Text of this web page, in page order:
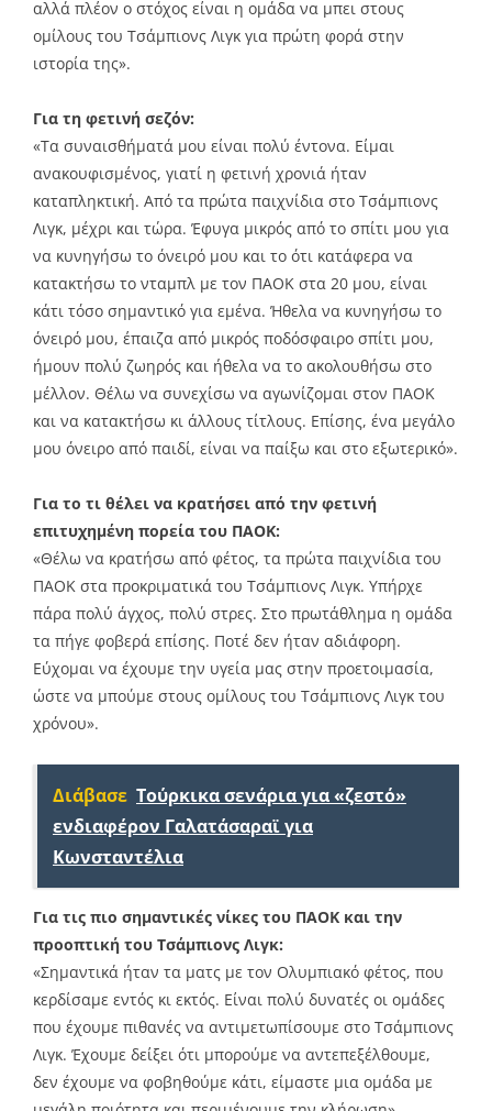
αλλά πλέον ο στόχος είναι η ομάδα να μπει στους
ομίλους του Τσάμπιονς Λιγκ για πρώτη φορά στην
ιστορία της».
Για τη φετινή σεζόν:
«Τα συναισθήματά μου είναι πολύ έντονα. Είμαι
ανακουφισμένος, γιατί η φετινή χρονιά ήταν
καταπληκτική. Από τα πρώτα παιχνίδια στο Τσάμπιονς
Λιγκ, μέχρι και τώρα. Έφυγα μικρός από το σπίτι μου για
να κυνηγήσω το όνειρό μου και το ότι κατάφερα να
κατακτήσω το νταμπλ με τον ΠΑΟΚ στα 20 μου, είναι
κάτι τόσο σημαντικό για εμένα. Ήθελα να κυνηγήσω το
όνειρό μου, έπαιζα από μικρός ποδόσφαιρο σπίτι μου,
ήμουν πολύ ζωηρός και ήθελα να το ακολουθήσω στο
μέλλον. Θέλω να συνεχίσω να αγωνίζομαι στον ΠΑΟΚ
και να κατακτήσω κι άλλους τίτλους. Επίσης, ένα μεγάλο
μου όνειρο από παιδί, είναι να παίξω και στο εξωτερικό».
Για το τι θέλει να κρατήσει από την φετινή
επιτυχημένη πορεία του ΠΑΟΚ:
«Θέλω να κρατήσω από φέτος, τα πρώτα παιχνίδια του
ΠΑΟΚ στα προκριματικά του Τσάμπιονς Λιγκ. Υπήρχε
πάρα πολύ άγχος, πολύ στρες. Στο πρωτάθλημα η ομάδα
τα πήγε φοβερά επίσης. Ποτέ δεν ήταν αδιάφορη.
Εύχομαι να έχουμε την υγεία μας στην προετοιμασία,
ώστε να μπούμε στους ομίλους του Τσάμπιονς Λιγκ του
χρόνου».
Διάβασε Τούρκικα σενάρια για «ζεστό»
ενδιαφέρον Γαλατάσαραϊ για
Κωνσταντέλια
Για τις πιο σημαντικές νίκες του ΠΑΟΚ και την
προοπτική του Τσάμπιονς Λιγκ:
«Σημαντικά ήταν τα ματς με τον Ολυμπιακό φέτος, που
κερδίσαμε εντός κι εκτός. Είναι πολύ δυνατές οι ομάδες
που έχουμε πιθανές να αντιμετωπίσουμε στο Τσάμπιονς
Λιγκ. Έχουμε δείξει ότι μπορούμε να αντεπεξέλθουμε,
δεν έχουμε να φοβηθούμε κάτι, είμαστε μια ομάδα με